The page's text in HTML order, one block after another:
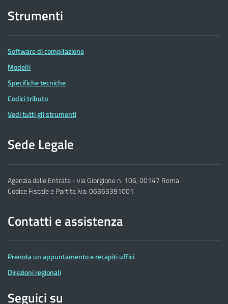
Strumenti
Software di compilazione
Modelli
Specifiche tecniche
Codici tributo
Vedi tutti gli strumenti
Sede Legale
Agenzia delle Entrate - via Giorgione n. 106, 00147 Roma
Codice Fiscale e Partita Iva: 06363391001
Contatti e assistenza
Prenota un appuntamento e recapiti uffici
Direzioni regionali
Seguici su